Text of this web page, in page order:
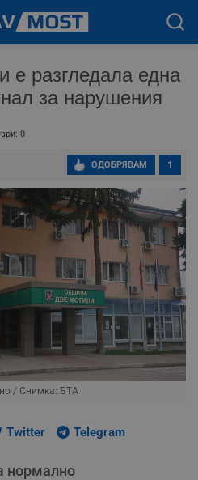
разгледала една
за нарушения
0
1
ОДОБРЯВАМ
/ Снимка: БТА
Twitter Telegram
нормално